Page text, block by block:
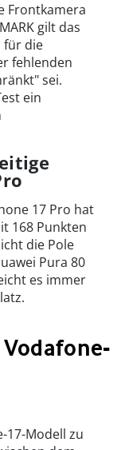
Frontkamera
gilt das
für die
fehlenden
sei.
ein
17 Pro hat
168 Punkten
die Pole
Pura 80
es immer
17-Modell zu